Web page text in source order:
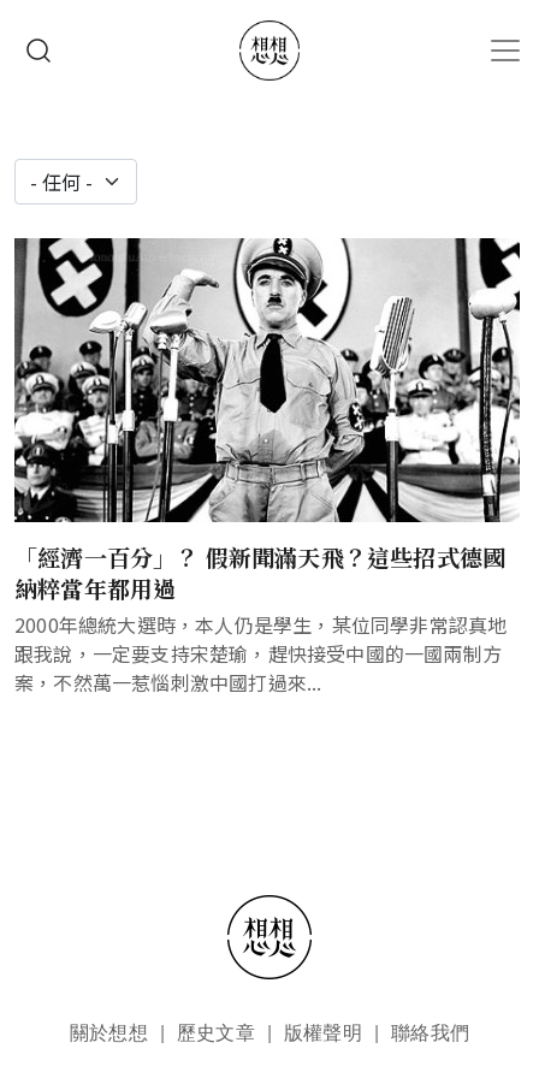
「經濟一百分」？ 假新聞滿天飛？這些招式德國
納粹當年都用過
2000年總統大選時，本人仍是學生，某位同學非常認真地
跟我說，一定要支持宋楚瑜，趕快接受中國的一國兩制方
案，不然萬一惹惱刺激中國打過來...
頁尾選單關於想想 歷史文章 版權聲明 聯絡我們